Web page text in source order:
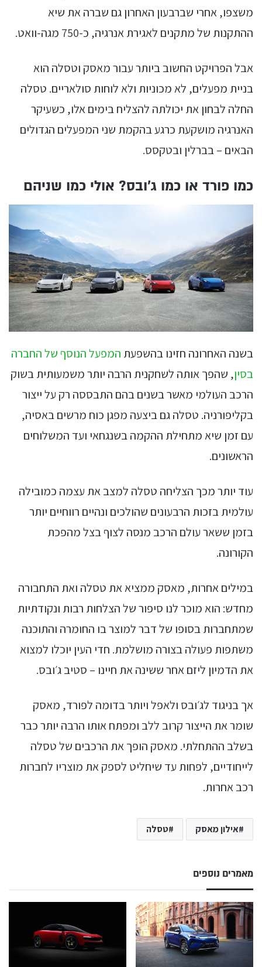
משצפו, אחרי שברבעון האחרון גם שברה את שיא
ההתקנות של מתקנים לאגירת אנרגיה, כ-750 מגה-וואט.
אבל הפרויקט החשוב ביותר עבור מאסק וטסלה הוא
בניית מפעלים, לא מכוניות ולא לוחות סולאריים. טסלה
החלה לבחון את יכולתה להצליח בימים אלו, כשעיקר
האנרגיה מושקעת כרגע בהקמת שני המפעלים הגדולים
הבאים – בברלין ובטקסס.
כמו פורד או כמו ג׳ובס? אולי כמו שניהם
בשנה האחרונה חזינו בהשפעת המפעל הנוסף של החברה
בסין, שהפך אותה לשחקנית הרבה יותר משמעותית בשוק
הרכב העולמי מאשר בשנים בהם התבססה רק על ייצור
בקליפורניה. טסלה גם ביצעה מפגן כוח מרשים באסיה,
עם זמן שיא מתחילת ההקמה בשנגחאי ועד המשלוחים
הראשונים.
עוד יותר מכך הצליחה טסלה למצב את עצמה כמובילה
עולמית בזכות הרבעונים שהולכים ונהיים רווחיים יותר
בזמן ששאר עולם הרכב מנסה לצוף בצל מהפכת
הקורונה.
במילים אחרות, מאסק ממציא את טסלה ואת התחבורה
מחדש: הוא מוכר לנו סיפור של הצלחות רבות ונקודתיות
שמתחברות בסופו של דבר למוצר בו החומרה והתוכנה
משתפות פעולה בצורה מושלמת. חדי העין יוכלו למצוא
את הדמיון ליזם אחר ששינה את חיינו – סטיב ג׳ובס.
אך בניגוד לג׳ובס ולאפל ויותר בדומה לפורד, מאסק
שומר את הייצור קרוב ללב ומפתח אותו הרבה יותר כבר
בשלב ההתחלתי. מאסק הופך את הרכבים של טסלה
לייחודיים, לפחות עד שיחליט לספק את מוצריו לחברות
רכב אחרות.
אילון מאסק טסלה
מאמרים נוספים